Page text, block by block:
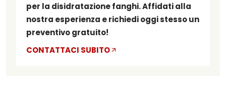
per la disidratazione fanghi. Affidati alla
nostra esperienza e richiedi oggi stesso un
preventivo gratuito!
CONTATTACI SUBITO